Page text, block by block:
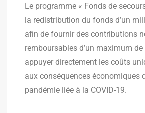
Le programme « Fonds de
la redistribution du fonds d’un
afin de fournir des contributions
remboursables d’un maximum
appuyer directement les coûts
aux conséquences économiques
pandémie liée à la COVID-19.